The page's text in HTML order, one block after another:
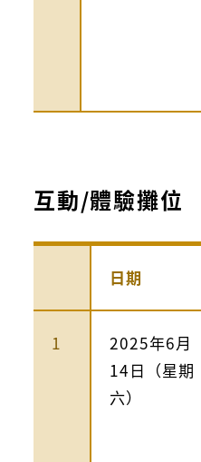
互動/體驗攤位
日期
1
2025年6月
14日（星期
六）